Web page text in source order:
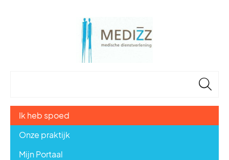
🔎
Onze praktijk
Mijn Portaal
Ik heb spoed